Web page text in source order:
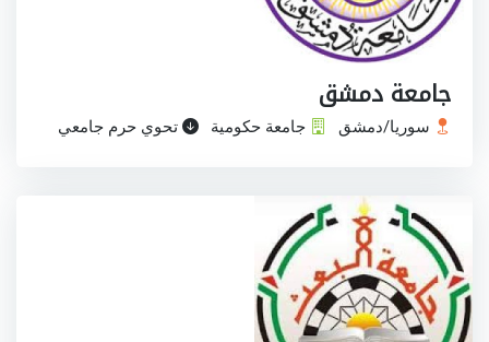
جامعة دمشق
سوريا/دمشق جامعة حكومية تحوي حرم جامعي